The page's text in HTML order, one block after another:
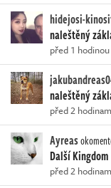
hidejosi-
naleštěný
před 1 hodinou
naleštěný
před 2
Ayreas
Další
před 2